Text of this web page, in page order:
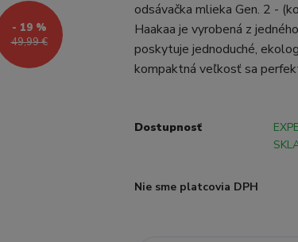
49,99 €
- 19 %
odsávačka mlieka Gen. 2 -
Haakaa je vyrobená z
poskytuje jednoduché,
kompaktná veľkosť sa
Dostupnosť
Nie sme platcovia DPH